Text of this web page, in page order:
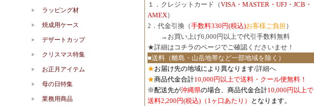
１．クレジットカード（VISA・MASTER・UFJ・JCB・
AMEX）
2．代金引換（手数料330円(税込)お客様ご負担 ）
→お買い上げ6,000円以上で代引手数料無料
★詳細は コチラのページでご確認 くださいませ！
■送料（離島・山岳地帯など一部地域を除く）
★お届け先の地域により異なります/詳細へ
★商品代金合計10,000円以上で送料・クール便無料！
※配送先が沖縄県の場合、商品代金合計10,000円以上で
送料2,200円(税込)（1ヶ口あたり）
となります。
ラッピング材
焼成用ケース
デザートカップ
クリスマス特集
お正月アイテム
母の日特集
業務用商品